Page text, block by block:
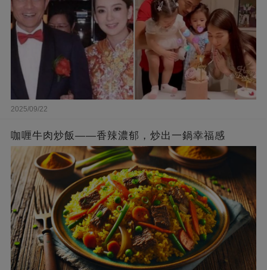
2025/09/22
咖喱牛肉炒飯——香辣濃郁，炒出一鍋幸福感